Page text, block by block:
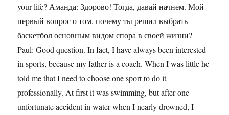
your life? Аманда: Здорово! Тогда, давай начнем. Мой
первый вопрос о том, почему ты решил выбрать
баскетбол основным видом спора в своей жизни?
Paul: Good question. In fact, I have always been interested
in sports, because my father is a coach. When I was little he
told me that I need to choose one sport to do it
professionally. At first it was swimming, but after one
unfortunate accident in water when I nearly drowned, I